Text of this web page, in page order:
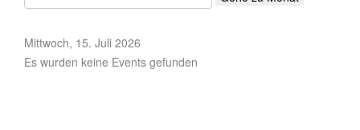
Mittwoch, 15. Juli 2026
Es wurden keine Events gefunden